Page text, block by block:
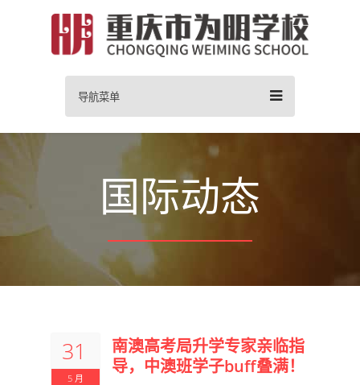
导航菜单
国际动态
31
5 月
南澳高考局升学专家亲临指
导，中澳班学子buff叠满！